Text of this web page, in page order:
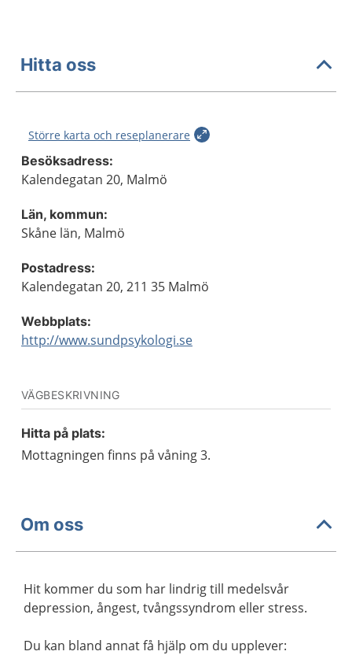
Hitta oss
Större karta och reseplanerare
Besöksadress:
Kalendegatan 20, Malmö
Län, kommun:
Skåne län, Malmö
Postadress:
Kalendegatan 20, 211 35 Malmö
Webbplats:
http://www.sundpsykologi.se
VÄGBESKRIVNING
Hitta på plats:
Mottagningen finns på våning 3.
Om oss
Hit kommer du som har lindrig till medelsvår
depression, ångest, tvångssyndrom eller stress.
Du kan bland annat få hjälp om du upplever: